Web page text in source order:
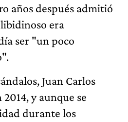
años después admitió
era
ser "un poco
Juan Carlos
y aunque se
durante los